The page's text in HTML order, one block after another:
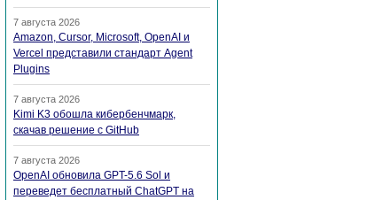
7 августа 2026
Amazon, Cursor, Microsoft, OpenAI и
Vercel представили стандарт Agent
Plugins
7 августа 2026
Kimi K3 обошла кибербенчмарк,
скачав решение с GitHub
7 августа 2026
OpenAI обновила GPT-5.6 Sol и
переведет бесплатный ChatGPT на